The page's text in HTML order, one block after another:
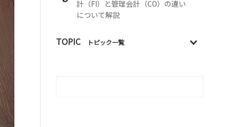
計（FI）と管理会計（CO）の違い
について解説
TOPIC トピック一覧